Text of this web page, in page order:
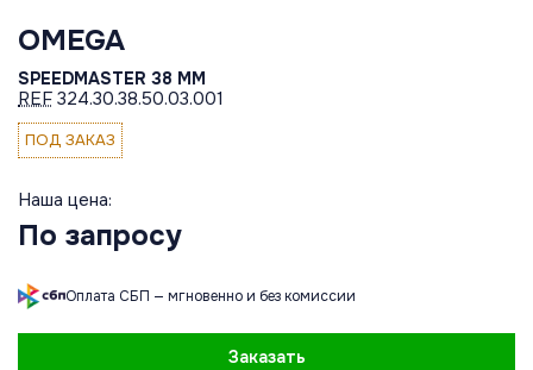
OMEGA
SPEEDMASTER 38 MM
REF 324.30.38.50.03.001
ПОД ЗАКАЗ
Наша цена:
По запросу
Оплата СБП — мгновенно и без комиссии
Заказать